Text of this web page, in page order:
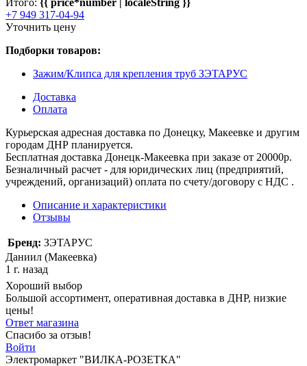
+7 949 317-04-94
Уточнить цену
Подборки товаров:
Зажим/Клипса для крепления труб ЗЭТАРУС
Доставка
Оплата
Курьерская адресная доставка по Донецку, Макеевке и другим
городам ДНР планируется.
Бесплатная доставка Донецк-Макеевка при заказе от 20000р.
Безналичный расчет - для юридических лиц (предприятий,
учреждений, организаций) оплата по счету/договору с НДС .
Описание и характеристики
Отзывы
Бренд: ЗЭТАРУС
Даниил (Макеевка)
1 г. назад
Хороший выбор
Большой ассортимент, оперативная доставка в ДНР, низкие
цены!
Ответ магазина
Спасибо за отзыв!
Войти
Электромаркет "ВИЛКА-РОЗЕТКА"